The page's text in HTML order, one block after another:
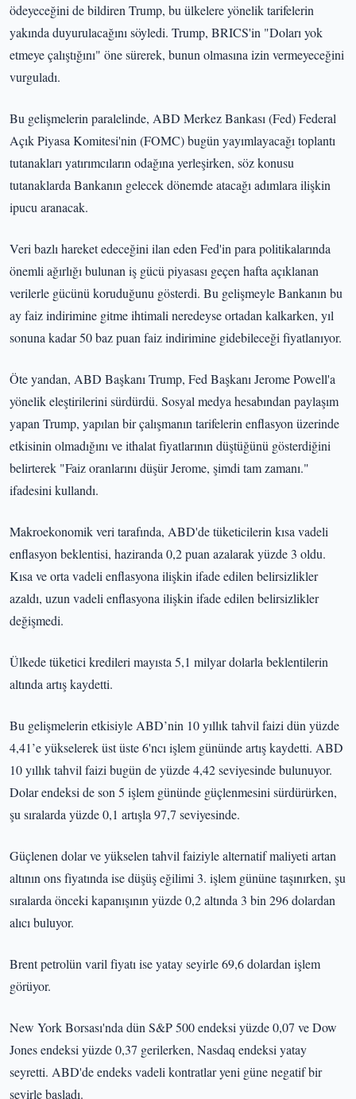
ödeyeceğini de bildiren Trump, bu ülkelere yönelik tarifelerin
yakında duyurulacağını söyledi. Trump, BRICS'in "Doları yok
etmeye çalıştığını" öne sürerek, bunun olmasına izin vermeyeceğini
vurguladı.
Bu gelişmelerin paralelinde, ABD Merkez Bankası (Fed) Federal
Açık Piyasa Komitesi'nin (FOMC) bugün yayımlayacağı toplantı
tutanakları yatırımcıların odağına yerleşirken, söz konusu
tutanaklarda Bankanın gelecek dönemde atacağı adımlara ilişkin
ipucu aranacak.
Veri bazlı hareket edeceğini ilan eden Fed'in para politikalarında
önemli ağırlığı bulunan iş gücü piyasası geçen hafta açıklanan
verilerle gücünü koruduğunu gösterdi. Bu gelişmeyle Bankanın bu
ay faiz indirimine gitme ihtimali neredeyse ortadan kalkarken, yıl
sonuna kadar 50 baz puan faiz indirimine gidebileceği fiyatlanıyor.
Öte yandan, ABD Başkanı Trump, Fed Başkanı Jerome Powell'a
yönelik eleştirilerini sürdürdü. Sosyal medya hesabından paylaşım
yapan Trump, yapılan bir çalışmanın tarifelerin enflasyon üzerinde
etkisinin olmadığını ve ithalat fiyatlarının düştüğünü gösterdiğini
belirterek "Faiz oranlarını düşür Jerome, şimdi tam zamanı."
ifadesini kullandı.
Makroekonomik veri tarafında, ABD'de tüketicilerin kısa vadeli
enflasyon beklentisi, haziranda 0,2 puan azalarak yüzde 3 oldu.
Kısa ve orta vadeli enflasyona ilişkin ifade edilen belirsizlikler
azaldı, uzun vadeli enflasyona ilişkin ifade edilen belirsizlikler
değişmedi.
Ülkede tüketici kredileri mayısta 5,1 milyar dolarla beklentilerin
altında artış kaydetti.
Bu gelişmelerin etkisiyle ABD’nin 10 yıllık tahvil faizi dün yüzde
4,41’e yükselerek üst üste 6'ncı işlem gününde artış kaydetti. ABD
10 yıllık tahvil faizi bugün de yüzde 4,42 seviyesinde bulunuyor.
Dolar endeksi de son 5 işlem gününde güçlenmesini sürdürürken,
şu sıralarda yüzde 0,1 artışla 97,7 seviyesinde.
Güçlenen dolar ve yükselen tahvil faiziyle alternatif maliyeti artan
altının ons fiyatında ise düşüş eğilimi 3. işlem gününe taşınırken, şu
sıralarda önceki kapanışının yüzde 0,2 altında 3 bin 296 dolardan
alıcı buluyor.
Brent petrolün varil fiyatı ise yatay seyirle 69,6 dolardan işlem
görüyor.
New York Borsası'nda dün S&P 500 endeksi yüzde 0,07 ve Dow
Jones endeksi yüzde 0,37 gerilerken, Nasdaq endeksi yatay
seyretti. ABD'de endeks vadeli kontratlar yeni güne negatif bir
seyirle başladı.